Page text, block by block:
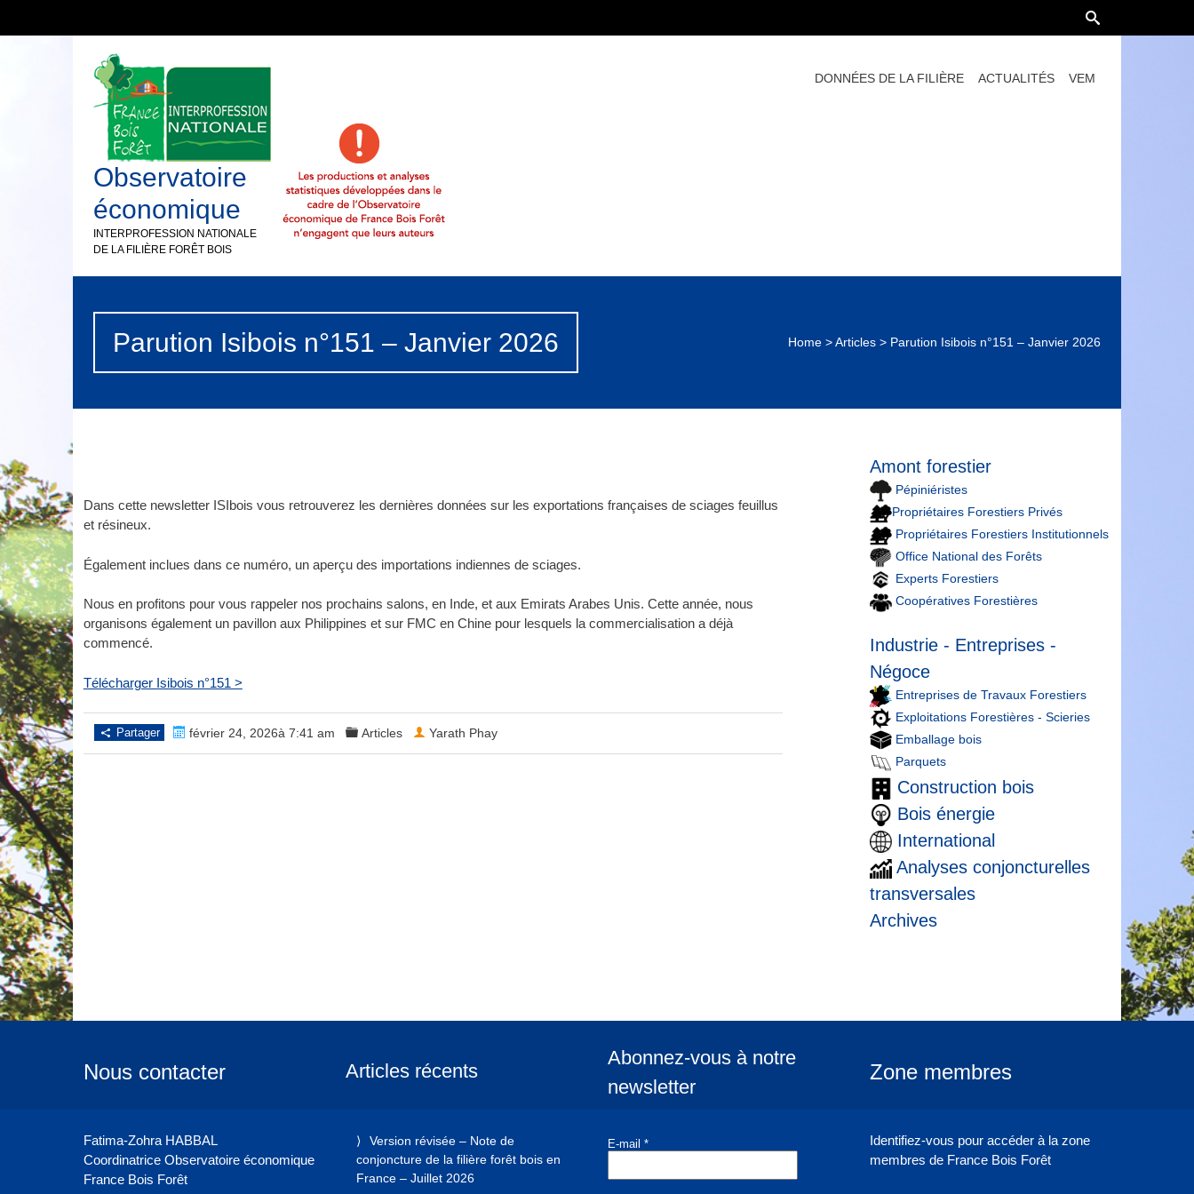
Observatoire
économique
INTERPROFESSION NATIONALE
DE LA FILIÈRE FORÊT BOIS
DONNÉES DE LA FILIÈRE ACTUALITÉS VEM
Parution Isibois n°151 – Janvier 2026 Home>Articles> Parution Isibois n°151 – Janvier 2026
Dans cette newsletter ISIbois vous retrouverez les dernières données sur les exportations françaises de sciages feuillus
et résineux.
Également inclues dans ce numéro, un aperçu des importations indiennes de sciages.
Nous en profitons pour vous rappeler nos prochains salons, en Inde, et aux Emirats Arabes Unis. Cette année, nous
organisons également un pavillon aux Philippines et sur FMC en Chine pour lesquels la commercialisation a déjà
commencé.
Télécharger Isibois n°151 >
Partager février 24, 2026à 7:41 am Articles Yarath Phay
Amont forestier
Pépiniéristes
Propriétaires Forestiers Privés
Propriétaires Forestiers Institutionnels
Office National des Forêts
Experts Forestiers
Coopératives Forestières
Industrie - Entreprises -
Négoce
Entreprises de Travaux Forestiers
Exploitations Forestières - Scieries
Emballage bois
Parquets
Construction bois
Bois énergie
International
Analyses conjoncturelles
transversales
Archives
Nous contacter
Fatima-Zohra HABBAL
Coordinatrice Observatoire économique
France Bois Forêt
Articles récents
Version révisée – Note de
conjoncture de la filière forêt bois en
France – Juillet 2026
Abonnez-vous à notre
newsletter
E-mail *
Zone membres
Identifiez-vous pour accéder à la zone
membres de France Bois Forêt